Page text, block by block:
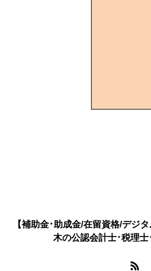
【補助金･助成金/在留資格/デジ
木の公認会計士･税理